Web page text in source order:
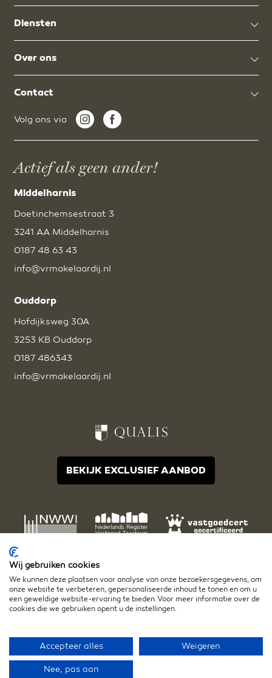
Diensten
Over ons
Contact
Volg ons via
Actief als geen ander!
Middelharnis
Doetinchemsestraat 3
3241 AA Middelharnis
0187 48 63 43
info@vrmakelaardij.nl
Ouddorp
Hofdijksweg 30A
3253 KB Ouddorp
0187 486343
info@vrmakelaardij.nl
BEKIJK EXCLUSIEF AANBOD
Wij gebruiken cookies
We kunnen deze plaatsen voor analyse van onze bezoekersgegevens, om
onze website te verbeteren, gepersonaliseerde inhoud te tonen en om u
een geweldige website-ervaring te bieden. Voor meer informatie over de
cookies die we gebruiken opent u de instellingen.
Accepteer alles Weigeren
Nee, pas aan